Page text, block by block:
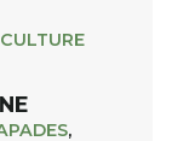
CULTURE
,